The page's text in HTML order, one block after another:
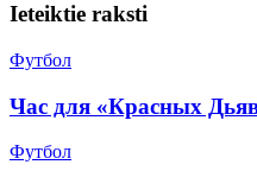
Ieteiktie raksti
Футбол
Час для «Красных
Футбол